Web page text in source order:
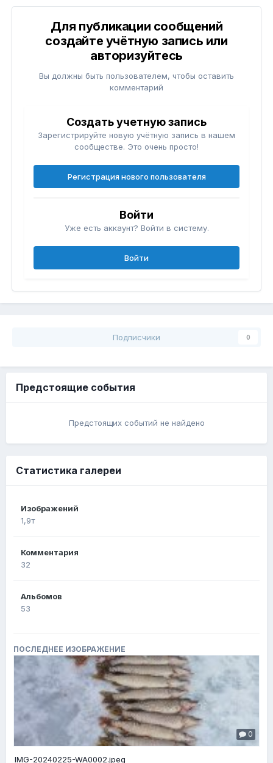
Для публикации сообщений
создайте учётную запись или
авторизуйтесь
Вы должны быть пользователем, чтобы оставить
комментарий
Создать учетную запись
Зарегистрируйте новую учётную запись в нашем
сообществе. Это очень просто!
Регистрация нового пользователя
Войти
Уже есть аккаунт? Войти в систему.
Войти
Подписчики 0
Предстоящие события
Предстоящих событий не найдено
Статистика галереи
Изображений
1,9т
Комментария
32
Альбомов
53
ПОСЛЕДНЕЕ ИЗОБРАЖЕНИЕ
0
IMG-20240225-WA0002.jpeg